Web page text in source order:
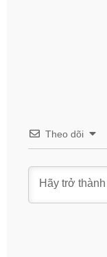
Theo dõi